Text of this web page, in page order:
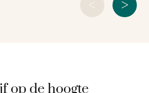
< >
op de hoogte